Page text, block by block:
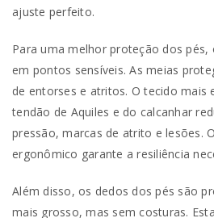
ajuste perfeito.
Para uma melhor proteção dos
em pontos sensíveis. As meias
de entorses e atritos. O tecido mais
tendão de Aquiles e do calcanhar
pressão, marcas de atrito e lesões.
ergonômico garante a resiliência
Além disso, os dedos dos pés são
mais grosso, mas sem costuras.